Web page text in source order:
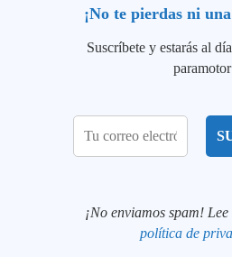
¡No te pierdas ni
Suscríbete y estarás al
paramotor
¡No enviamos spam!
política de